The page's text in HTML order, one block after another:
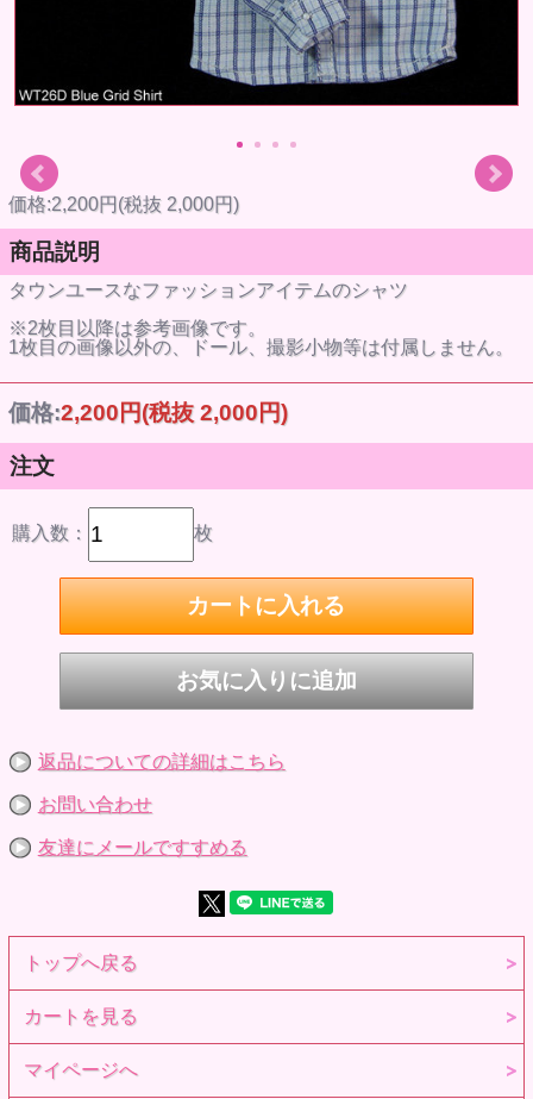
価格:2,200円(税抜 2,000円)
商品説明
タウンユースなファッションアイテムのシャツ
※2枚目以降は参考画像です。
1枚目の画像以外の、ドール、撮影小物等は付属しません。
価格:2,200円(税抜 2,000円)
注文
購入数： 枚
返品についての詳細はこちら
お問い合わせ
友達にメールですすめる
トップへ戻る
カートを見る
マイページへ